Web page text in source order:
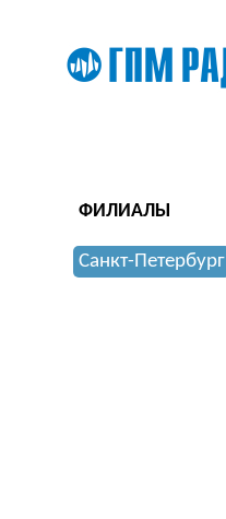
ФИЛИАЛЫ
Санкт-Петербург